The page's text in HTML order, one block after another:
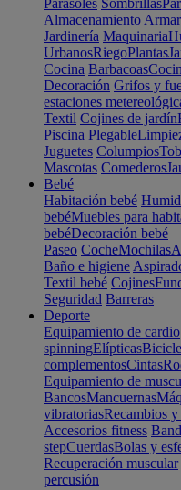
Parasoles Sombrillas
Almacenamiento
Jardinería Maquinaria
UrbanosRiegoPlantas
Cocina Barbacoas
Decoración Grifos y
estaciones
Textil Cojines de jardín
Piscina Plegable
Juguetes Columpios
Mascotas Comederos
Bebé
Habitación bebé
bebéMuebles para
bebéDecoración bebé
Paseo CocheMochilas
Baño e higiene
Textil bebé Cojines
Seguridad Barreras
Deporte
Equipamiento de cardio
spinningElípticas
complementosCintas
Equipamiento de
BancosMancuernas
vibratoriasRecambios
Accesorios fitness
stepCuerdasBolas y
Recuperación muscular
percusión